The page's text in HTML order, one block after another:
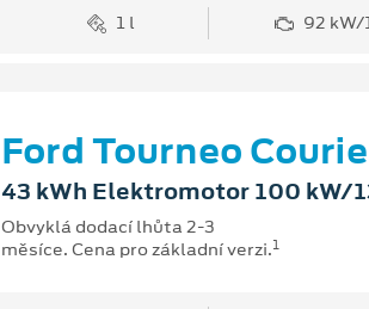
1 l 92 kW/
Ford Tourneo
43 kWh Elektromotor 100 kW/
Obvyklá dodací lhůta 2-3
měsíce. Cena pro základní verzi.1